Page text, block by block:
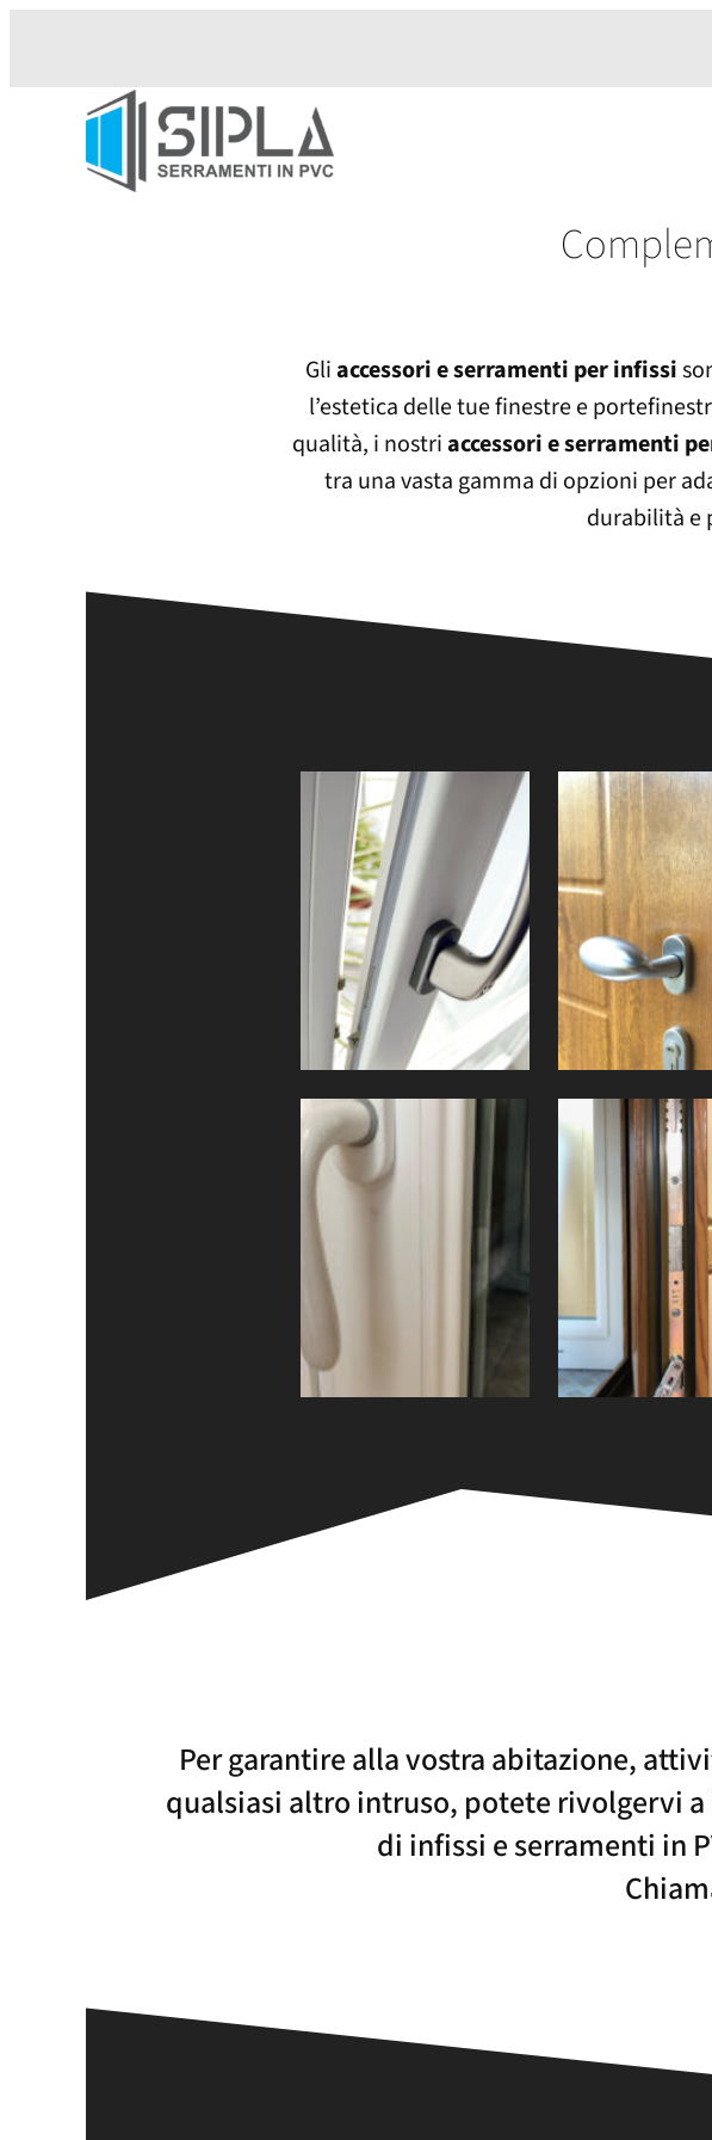
Gliaccessori e serramenti per infissi
l’estetica delle tue finestre e
qualità, i nostriaccessori e serramenti
tra una vasta gamma di opzioni per
durabilità e
Per garantire alla vostra abitazione,
qualsiasi altro intruso, potete rivolgervi
di infissi e serramenti in